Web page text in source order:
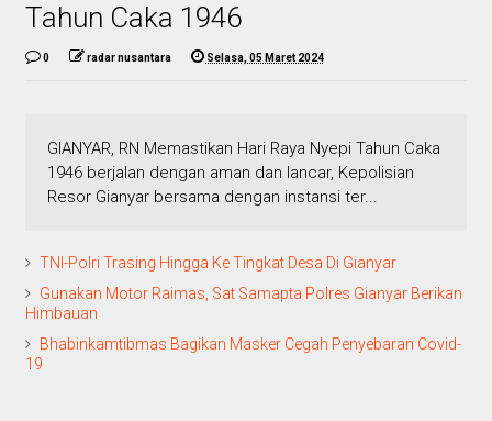
Tahun Caka 1946
0 radar nusantara Selasa, 05 Maret 2024
GIANYAR, RN Memastikan Hari Raya Nyepi Tahun Caka
1946 berjalan dengan aman dan lancar, Kepolisian
Resor Gianyar bersama dengan instansi ter...
TNI-Polri Trasing Hingga Ke Tingkat Desa Di Gianyar
Gunakan Motor Raimas, Sat Samapta Polres Gianyar Berikan
Himbauan
Bhabinkamtibmas Bagikan Masker Cegah Penyebaran Covid-
19